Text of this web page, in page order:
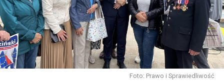
Foto: Prawo i Sprawiedliwość